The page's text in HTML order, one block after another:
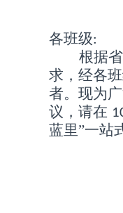
各班级:
根据
求，经各
者。现为
议，请在
蓝里”一站